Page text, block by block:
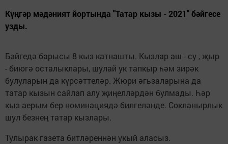
Күңгәр мәдәният йортында "Татар кызы - 2021" бәйгесе
узды.
Бәйгедә барысы 8 кыз катнашты. Кызлар аш - су , җыр
- биюгә осталыклары, шулай ук тапкыр һәм зирәк
булуларын да күрсәттеләр. Жюри әгьзаларына да
татар кызын сайлап алу җиңелләрдән булмады. Һәр
кыз аерым бер номинациядә билгеләнде. Сокланырлык
шул безнең татар кызлары.
Тулырак газета битләреннән укый аласыз.